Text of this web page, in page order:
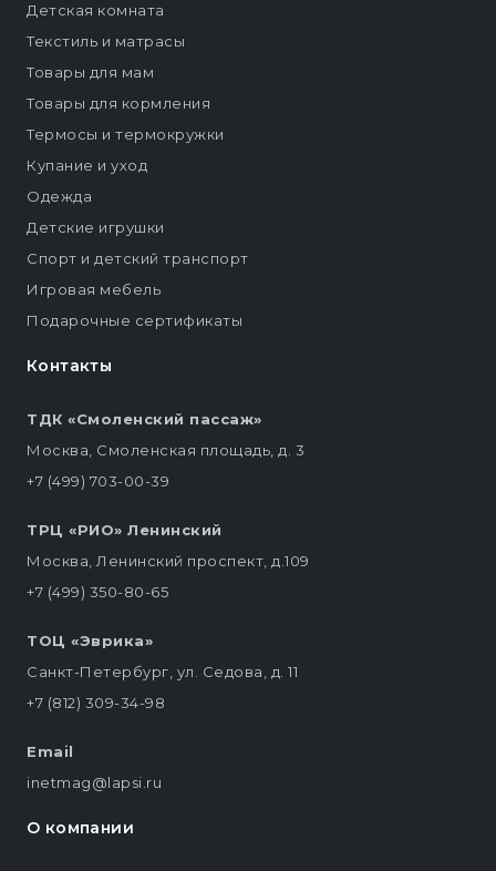
Контакты
ТДК «Смоленский пассаж»
Москва, Смоленская площадь, д. 3
+7 (499) 703-00-39
ТРЦ «РИО» Ленинский
Москва, Ленинский проспект, д.109
+7 (499) 350-80-65
ТОЦ «Эврика»
Санкт-Петербург, ул. Седова, д. 11
+7 (812) 309-34-98
Email
inetmag@lapsi.ru
Детская комната
Текстиль и матрасы
Товары для мам
Товары для кормления
Термосы и термокружки
Купание и уход
Одежда
Детские игрушки
Спорт и детский транспорт
Игровая мебель
Подарочные сертификаты
О компании